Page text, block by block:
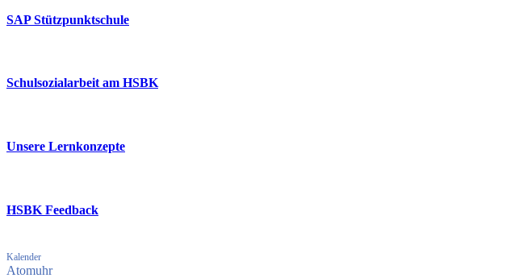
SAP Stützpunktschule
Schulsozialarbeit am HSBK
Unsere Lernkonzepte
HSBK Feedback
Kalender
Atomuhr